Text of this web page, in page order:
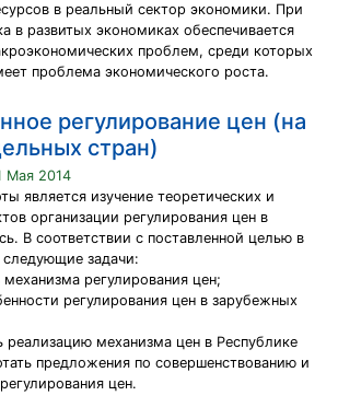
в реальный сектор экономики. При
в развитых экономиках обеспечивается
проблем, среди которых
проблема экономического роста.
регулирование цен (на
стран)
Мая 2014
является изучение теоретических и
организации регулирования цен в
В соответствии с поставленной целью в
следующие задачи:
регулирования цен;
регулирования цен в зарубежных
реализацию механизма цен в Республике
предложения по совершенствованию и
цен.